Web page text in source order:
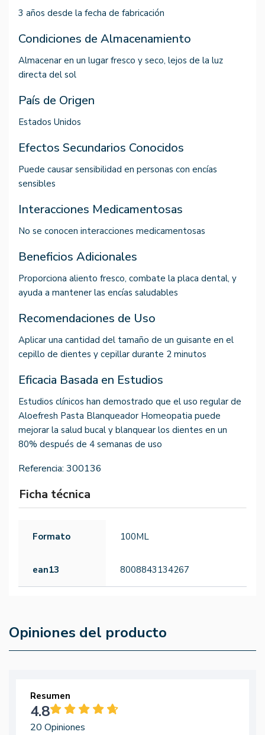
3 años desde la fecha de fabricación
Condiciones de Almacenamiento
Almacenar en un lugar fresco y seco, lejos de la luz
directa del sol
País de Origen
Estados Unidos
Efectos Secundarios Conocidos
Puede causar sensibilidad en personas con encías
sensibles
Interacciones Medicamentosas
No se conocen interacciones medicamentosas
Beneficios Adicionales
Proporciona aliento fresco, combate la placa dental, y
ayuda a mantener las encías saludables
Recomendaciones de Uso
Aplicar una cantidad del tamaño de un guisante en el
cepillo de dientes y cepillar durante 2 minutos
Eficacia Basada en Estudios
Estudios clínicos han demostrado que el uso regular de
Aloefresh Pasta Blanqueador Homeopatia puede
mejorar la salud bucal y blanquear los dientes en un
80% después de 4 semanas de uso
Referencia: 300136
Ficha técnica
Formato 100ML
ean13 8008843134267
Opiniones del producto
Resumen
4.8
20 Opiniones